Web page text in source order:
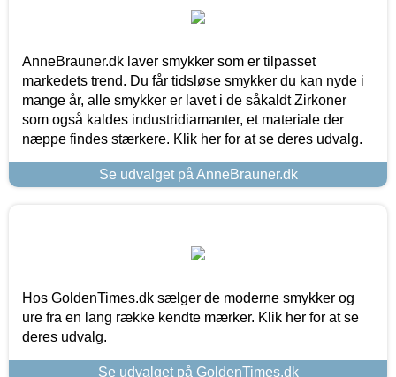
AnneBrauner.dk laver smykker som er tilpasset
markedets trend. Du får tidsløse smykker du kan nyde i
mange år, alle smykker er lavet i de såkaldt Zirkoner
som også kaldes industridiamanter, et materiale der
næppe findes stærkere. Klik her for at se deres udvalg.
Se udvalget på AnneBrauner.dk
Hos GoldenTimes.dk sælger de moderne smykker og
ure fra en lang række kendte mærker. Klik her for at se
deres udvalg.
Se udvalget på GoldenTimes.dk